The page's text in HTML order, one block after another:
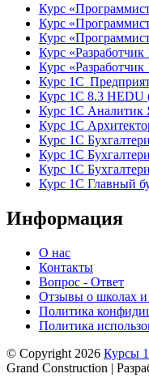
Курс
Курс
Курс
Курс
Курс
Курс 1С
Курс 1С 8.3 HEDU
Курс 1С Аналитик
Курс 1С
Курс 1С
Курс 1С
Курс 1С
Курс 1С Главный
Информация
О нас
Контакты
Вопрос - Ответ
Отзывы о школах и
Политика
Политика
© Copyright 2026 Курсы
Grand Construction |